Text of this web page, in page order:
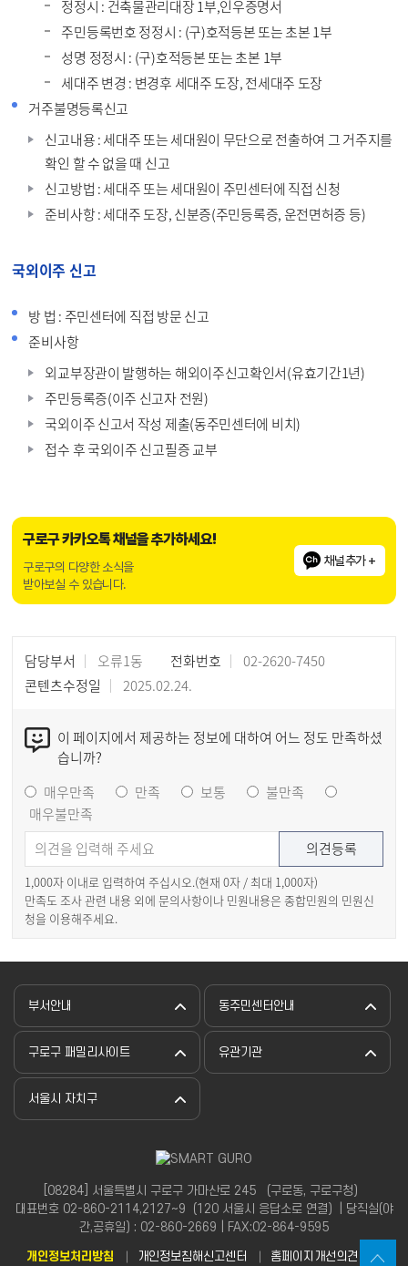
정정시 : 건축물관리대장 1부,인우증명서
주민등록번호 정정시 : (구)호적등본 또는 초본 1부
성명 정정시 : (구)호적등본 또는 초본 1부
세대주 변경 : 변경후 세대주 도장, 전세대주 도장
거주불명등록신고
신고내용 : 세대주 또는 세대원이 무단으로 전출하여 그 거주지를
확인 할 수 없을 때 신고
신고방법 : 세대주 또는 세대원이 주민센터에 직접 신청
준비사항 : 세대주 도장, 신분증(주민등록증, 운전면허증 등)
국외이주 신고
방 법 : 주민센터에 직접 방문 신고
준비사항
외교부장관이 발행하는 해외이주신고확인서(유효기간1년)
주민등록증(이주 신고자 전원)
국외이주 신고서 작성 제출(동주민센터에 비치)
접수 후 국외이주 신고필증 교부
구로구 카카오톡 채널을 추가하세요!
구로구의 다양한 소식을
받아보실 수 있습니다.
채널추가 +
담당부서 오류1동 전화번호
02-2620-7450
콘텐츠수정일
2025.02.24.
이 페이지에서 제공하는 정보에 대하여 어느 정도 만족하셨
습니까?
매우만족
만족 보통
불만족
매우불만족
1,000자 이내로 입력하여 주십시오.(현재 0자 / 최대 1,000자)
만족도 조사 관련 내용 외에 문의사항이나 민원내용은 종합민원의 민원신
청을 이용해주세요.
부서안내 동주민센터안내
구로구 패밀리사이트 유관기관
서울시 자치구
[08284] 서울특별시 구로구 가마산로 245 （구로동, 구로구청）
대표번호 02-860-2114,2127~9（120 서울시 응답소로 연결）| 당직실(야
간,공휴일) : 02-860-2669 | FAX:02-864-9595
개인정보처리방침 개인정보침해신고센터 홈페이지개선의견